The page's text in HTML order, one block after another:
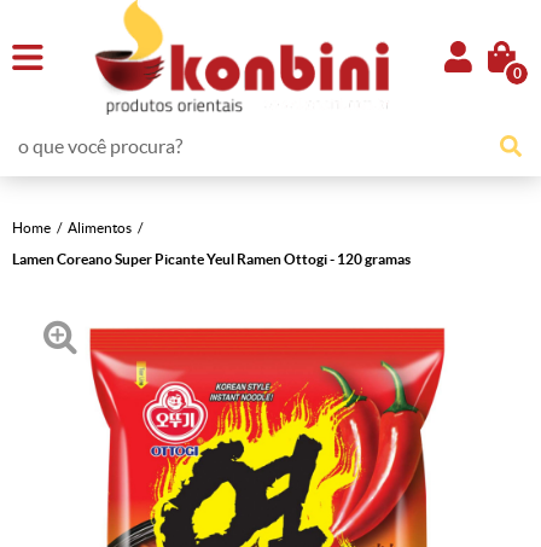
0
Home
Alimentos
Lamen Coreano Super Picante Yeul Ramen Ottogi - 120 gramas